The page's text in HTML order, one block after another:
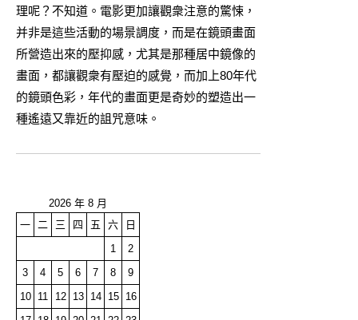
理呢？不知道。電影更加讓觀衆注意的驚悚，
并非是這些活動的場景調度，而是在鏡頭畫面
所營造出來的壓抑感，尤其是那種居中鏡像的
畫面，都讓觀衆有壓迫的感覺，而加上80年代
的鏡頭色彩，年代的畫面更是奇妙的塑造出一
種遙遠又靠近的詛咒意味。
2026 年 8 月
一 二 三 四 五 六
日
1
2
3
4 5 6 7 8
9
10
11 12 13 14 15
16